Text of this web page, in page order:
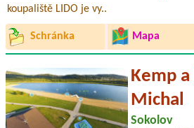
koupaliště LIDO je vy..
Schránka Mapa
Kemp
Michal
Sokolov